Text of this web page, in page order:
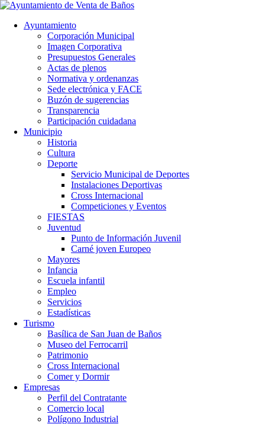
Ayuntamiento
Corporación Municipal
Imagen Corporativa
Presupuestos Generales
Actas de plenos
Normativa y ordenanzas
Sede electrónica y FACE
Buzón de sugerencias
Transparencia
Participación cuidadana
Municipio
Historia
Cultura
Deporte
Servicio Municipal de Deportes
Instalaciones Deportivas
Cross Internacional
Competiciones y Eventos
FIESTAS
Juventud
Punto de Información Juvenil
Carné joven Europeo
Mayores
Infancia
Escuela infantil
Empleo
Servicios
Estadísticas
Turismo
Basílica de San Juan de Baños
Museo del Ferrocarril
Patrimonio
Cross Internacional
Comer y Dormir
Empresas
Perfil del Contratante
Comercio local
Polígono Industrial